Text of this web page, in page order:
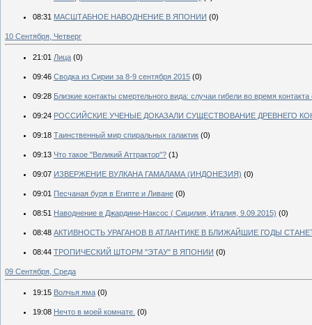
08:31 МАСШТАБНОЕ НАВОДНЕНИЕ В ЯПОНИИ (0)
10 Сентября, Четверг
21:01 Лица (0)
09:46 Сводка из Сирии за 8-9 сентября 2015 (0)
09:28 Близкие контакты смертельного вида: случаи гибели во время
09:24 РОССИЙСКИЕ УЧЕНЫЕ ДОКАЗАЛИ СУЩЕСТВОВАНИЕ ДРЕВНЕГО
09:18 Таинственный мир спиральных галактик (0)
09:13 Что такое "Великий Аттрактор"? (1)
09:07 ИЗВЕРЖЕНИЕ ВУЛКАНА ГАМАЛАМА (ИНДОНЕЗИЯ) (0)
09:01 Песчаная буря в Египте и Ливане (0)
08:51 Наводнение в Джардини-Наксос ( Сицилия, Италия, 9.09.2015) (0)
08:48 АКТИВНОСТЬ УРАГАНОВ В АТЛАНТИКЕ В БЛИЖАЙШИЕ ГОДЫ
08:44 ТРОПИЧЕСКИЙ ШТОРМ "ЭТАУ" В ЯПОНИИ (0)
09 Сентября, Среда
19:15 Волчья яма (0)
19:08 Нечто в моей комнате. (0)